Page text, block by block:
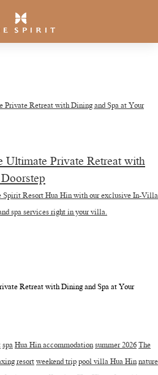
Private Retreat with
Spirit Resort Hua Hin with our exclusive In-Villa
spa services right in your villa.
Retreat with Dining and Spa at Your
spaHua Hin accommodationsummer 2026The
resortweekend trippool villa Hua Hinnature